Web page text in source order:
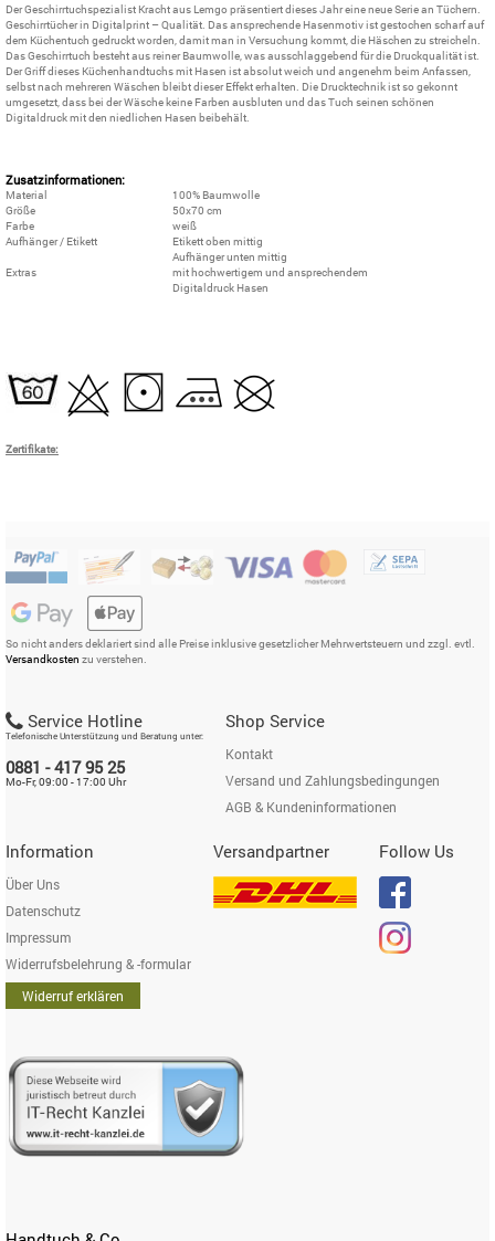
Der Geschirrtuchspezialist Kracht aus Lemgo präsentiert dieses Jahr eine neue Serie an Tüchern.
Geschirrtücher in Digitalprint – Qualität. Das ansprechende Hasenmotiv ist gestochen scharf auf
dem Küchentuch gedruckt worden, damit man in Versuchung kommt, die Häschen zu streicheln.
Das Geschirrtuch besteht aus reiner Baumwolle, was ausschlaggebend für die Druckqualität ist.
Der Griff dieses Küchenhandtuchs mit Hasen ist absolut weich und angenehm beim Anfassen,
selbst nach mehreren Wäschen bleibt dieser Effekt erhalten. Die Drucktechnik ist so gekonnt
umgesetzt, dass bei der Wäsche keine Farben ausbluten und das Tuch seinen schönen
Digitaldruck mit den niedlichen Hasen beibehält.
Zusatzinformationen:
Material
100% Baumwolle
Größe
50x70 cm
Farbe
weiß
Aufhänger / Etikett
Etikett oben mittig
Aufhänger unten mittig
Extras
mit hochwertigem und ansprechendem
Digitaldruck Hasen
Zertifikate:
So nicht anders deklariert sind alle Preise inklusive gesetzlicher Mehrwertsteuern und zzgl. evtl.
Versandkosten zu verstehen.
Service Hotline
Telefonische Unterstützung und Beratung unter:
0881 - 417 95 25
Mo-Fr, 09:00 - 17:00 Uhr
Shop Service
Kontakt
Versand und Zahlungsbedingungen
AGB & Kundeninformationen
Information
Über Uns
Datenschutz
Impressum
Widerrufsbelehrung & -formular
Widerruf erklären
Versandpartner Follow Us